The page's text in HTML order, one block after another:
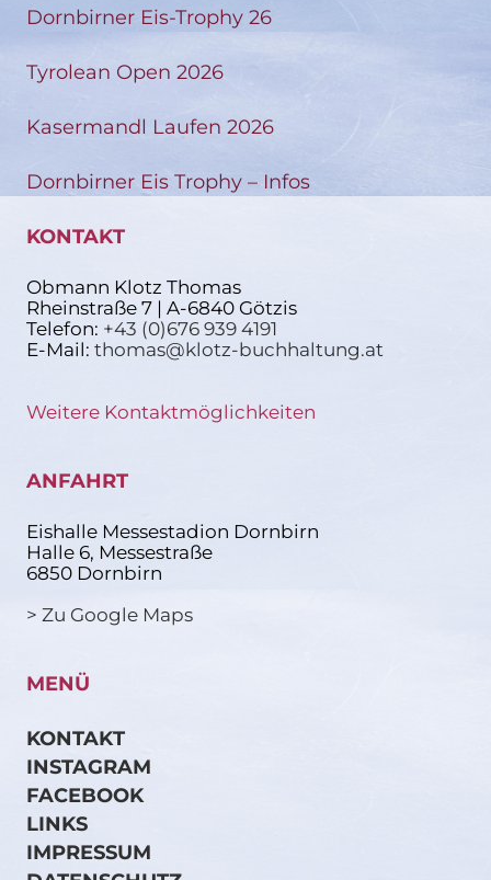
Dornbirner Eis-Trophy 26
Tyrolean Open 2026
Kasermandl Laufen 2026
Dornbirner Eis Trophy – Infos
KONTAKT
Obmann Klotz Thomas
Rheinstraße 7 | A-6840 Götzis
Telefon: +43 (0)676 939 4191
E-Mail: thomas@klotz-buchhaltung.at
Weitere Kontaktmöglichkeiten
ANFAHRT
Eishalle Messestadion Dornbirn
Halle 6, Messestraße
6850 Dornbirn
> Zu Google Maps
MENÜ
KONTAKT
INSTAGRAM
FACEBOOK
LINKS
IMPRESSUM